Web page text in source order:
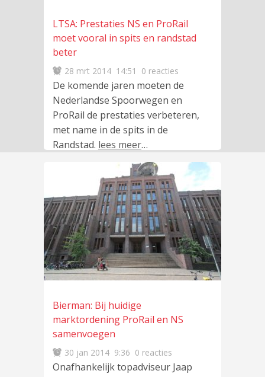
LTSA: Prestaties NS en ProRail
moet vooral in spits en randstad
beter
28 mrt 2014 14:51 0 reacties
De komende jaren moeten de
Nederlandse Spoorwegen en
ProRail de prestaties verbeteren,
met name in de spits in de
Randstad. lees meer…
Bierman: Bij huidige
marktordening ProRail en NS
samenvoegen
30 jan 2014 9:36 0 reacties
Onafhankelijk topadviseur Jaap